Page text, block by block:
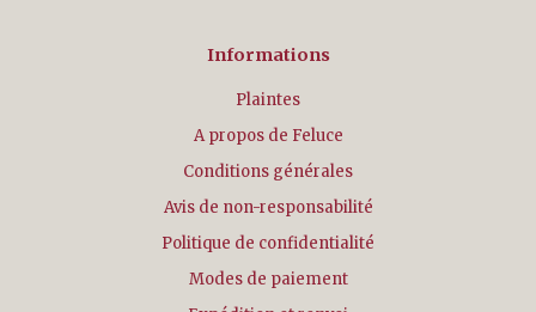
Informations
Plaintes
A propos de Feluce
Conditions générales
Avis de non-responsabilité
Politique de confidentialité
Modes de paiement